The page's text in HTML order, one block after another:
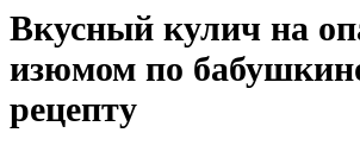
Вкусный кулич на
изюмом по
рецепту